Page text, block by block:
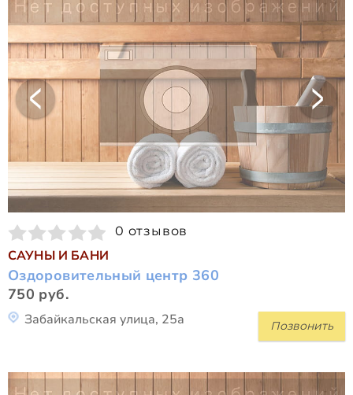
0 отзывов
САУНЫ И БАНИ
Оздоровительный центр 360
750 руб.
Позвонить
Забайкальская улица, 25а